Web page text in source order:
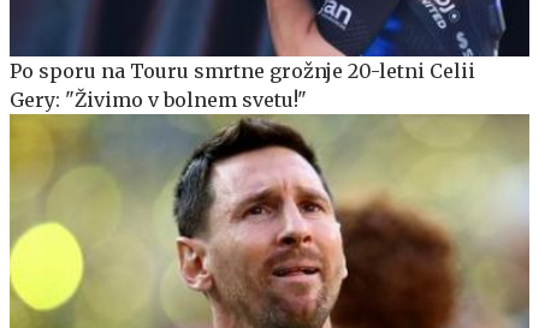
Po sporu na Touru smrtne grožnje 20-letni Celii
Gery: "Živimo v bolnem svetu!"